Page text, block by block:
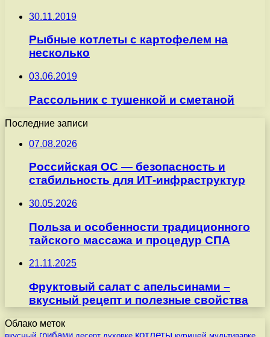
30.11.2019
Рыбные котлеты с картофелем на
несколько
03.06.2019
Рассольник с тушенкой и сметаной
Последние записи
07.08.2026
Российская ОС — безопасность и
стабильность для ИТ-инфраструктур
30.05.2026
Польза и особенности традиционного
тайского массажа и процедур СПА
21.11.2025
Фруктовый салат с апельсинами –
вкусный рецепт и полезные свойства
Облако меток